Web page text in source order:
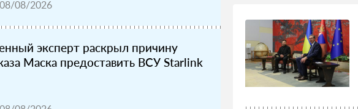
08/08/2026
эксперт раскрыл причину
Маска предоставить ВСУ Starlink